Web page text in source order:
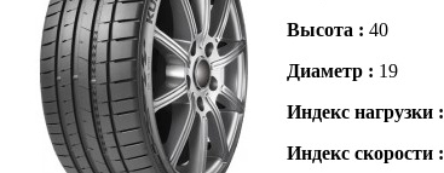
Высота : 40
Диаметр : 19
Индекс нагрузки :
Индекс скорости :